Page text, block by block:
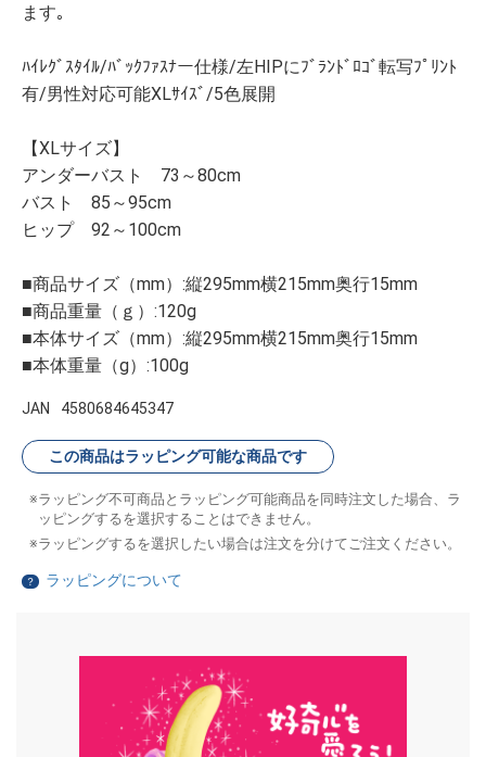
ます｡
ﾊｲﾚｸﾞｽﾀｲﾙ/ﾊﾞｯｸﾌｧｽﾅー仕様/左HIPにﾌﾞﾗﾝﾄﾞﾛｺﾞ転写ﾌﾟﾘﾝﾄ
有/男性対応可能XLｻｲｽﾞ/5色展開
【XLサイズ】
アンダーバスト 73～80cm
バスト 85～95cm
ヒップ 92～100cm
■商品サイズ（mm）:縦295mm横215mm奥行15mm
■商品重量（ｇ）:120g
■本体サイズ（mm）:縦295mm横215mm奥行15mm
■本体重量（g）:100g
JAN 4580684645347
この商品はラッピング可能な商品です
ラッピング不可商品とラッピング可能商品を同時注文した場合、ラ
ッピングするを選択することはできません。
ラッピングするを選択したい場合は注文を分けてご注文ください。
？ ラッピングについて